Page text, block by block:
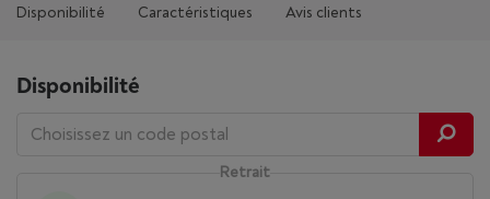
Disponibilité Caractéristiques Avis clients
Disponibilité
Retrait